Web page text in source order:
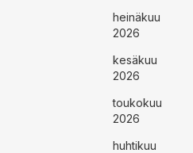
heinäkuu
2026
kesäkuu
2026
toukokuu
2026
huhtikuu